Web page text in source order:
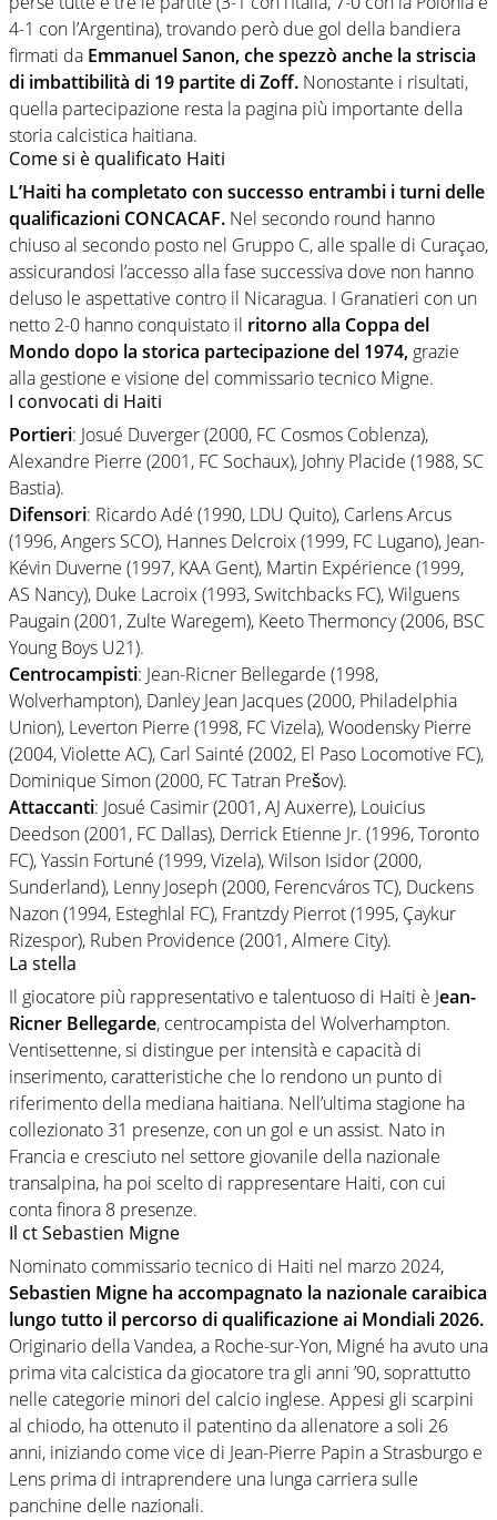
4-1 con l’Argentina), trovando però due gol della bandiera
firmati da EmmanuelSanon, che spezzò anche la striscia
di imbattibilità di 19 partite di Zoff. Nonostante i risultati,
quella partecipazione resta la pagina più importante della
storia calcistica haitiana.
Come si è qualificato Haiti
L’Haiti ha completato con successo entrambi i turni delle
qualificazioni CONCACAF. Nel secondo round hanno
chiuso al secondo posto nel Gruppo C, alle spalle di Curaçao,
assicurandosi l’accesso alla fase successiva dove non hanno
deluso le aspettative contro il Nicaragua. I Granatieri con un
netto 2-0 hanno conquistato il ritorno alla Coppa del
Mondo dopo la storica partecipazione del 1974, grazie
alla gestione e visione del commissario tecnico Migne.
I convocati di Haiti
Portieri: Josué Duverger (2000, FC Cosmos Coblenza),
Alexandre Pierre (2001, FC Sochaux), Johny Placide (1988, SC
Bastia).
Difensori: Ricardo Adé (1990, LDU Quito), Carlens Arcus
(1996, Angers SCO), Hannes Delcroix (1999, FC Lugano), Jean-
Kévin Duverne (1997, KAA Gent), Martin Expérience (1999,
AS Nancy), Duke Lacroix (1993, Switchbacks FC), Wilguens
Paugain (2001, Zulte Waregem), Keeto Thermoncy (2006, BSC
Young Boys U21).
Centrocampisti: Jean-Ricner Bellegarde (1998,
Wolverhampton), Danley Jean Jacques (2000, Philadelphia
Union), Leverton Pierre (1998, FC Vizela), Woodensky Pierre
(2004, Violette AC), Carl Sainté (2002, El Paso Locomotive FC),
Dominique Simon (2000, FC Tatran Prešov).
Attaccanti: Josué Casimir (2001, AJ Auxerre), Louicius
Deedson (2001, FC Dallas), Derrick Etienne Jr. (1996, Toronto
FC), Yassin Fortuné (1999, Vizela), Wilson Isidor (2000,
Sunderland), Lenny Joseph (2000, Ferencváros TC), Duckens
Nazon (1994, Esteghlal FC), Frantzdy Pierrot (1995, Çaykur
Rizespor), Ruben Providence (2001, Almere City).
La stella
Il giocatore più rappresentativo e talentuoso di Haiti è Jean-
Ricner Bellegarde, centrocampista del Wolverhampton.
Ventisettenne, si distingue per intensità e capacità di
inserimento, caratteristiche che lo rendono un punto di
riferimento della mediana haitiana. Nell’ultima stagione ha
collezionato 31 presenze, con un gol e un assist. Nato in
Francia e cresciuto nel settore giovanile della nazionale
transalpina, ha poi scelto di rappresentare Haiti, con cui
conta finora 8 presenze.
Il ct Sebastien Migne
Nominato commissario tecnico di Haiti nel marzo 2024,
Sebastien Migne ha accompagnato la nazionale caraibica
lungo tutto il percorso di qualificazione ai Mondiali 2026.
Originario della Vandea, a Roche-sur-Yon, Migné ha avuto una
prima vita calcistica da giocatore tra gli anni ’90, soprattutto
nelle categorie minori del calcio inglese. Appesi gli scarpini
al chiodo, ha ottenuto il patentino da allenatore a soli 26
anni, iniziando come vice di Jean-Pierre Papin a Strasburgo e
Lens prima di intraprendere una lunga carriera sulle
panchine delle nazionali.